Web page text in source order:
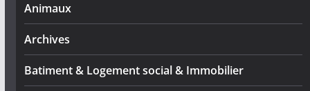
Animaux
Archives
Batiment & Logement social & Immobilier